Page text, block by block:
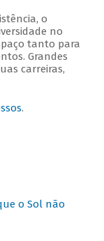
o
no
tanto para
Grandes
carreiras,
.
o Sol não